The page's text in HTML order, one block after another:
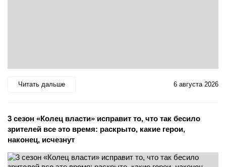
Читать дальше 6 августа 2026
3 сезон «Колец власти» исправит то, что так бесило
зрителей все это время: раскрыто, какие герои,
наконец, исчезнут